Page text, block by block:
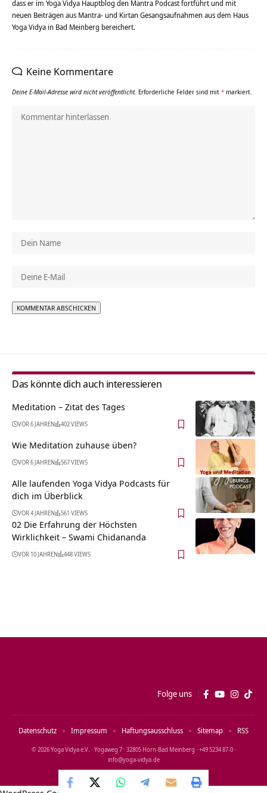
dass er im Yoga Vidya Hauptblog den Mantra Podcast fortführt und mit
neuen Beiträgen aus Mantra- und Kirtan Gesangsaufnahmen aus dem Haus
Yoga Vidya in Bad Meinberg bereichert.
Keine Kommentare
Deine E-Mail-Adresse wird nicht veröffentlicht. Erforderliche Felder sind mit * markiert.
Das könnte dich auch interessieren
Meditation – Zitat des Tages
VOR 6 JAHREN 402 VIEWS
Wie Meditation zuhause üben?
VOR 6 JAHREN 567 VIEWS
Alle laufenden Yoga Vidya Podcasts für
dich im Überblick
VOR 4 JAHREN 561 VIEWS
02 Die Erfahrung der Höchsten
Wirklichkeit – Swami Chidananda
VOR 10 JAHREN 448 VIEWS
Folge uns
© 2026 Yoga Vidya e.V. · Yogaweg 7 · 32805 Horn‑Bad Meinberg · +49 5234 87‑0 ·
info@yoga‑vidya.de
Datenschutz Impressum Haftungsausschluss Sitemap RSS